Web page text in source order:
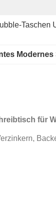
Taschen
Modernes
für